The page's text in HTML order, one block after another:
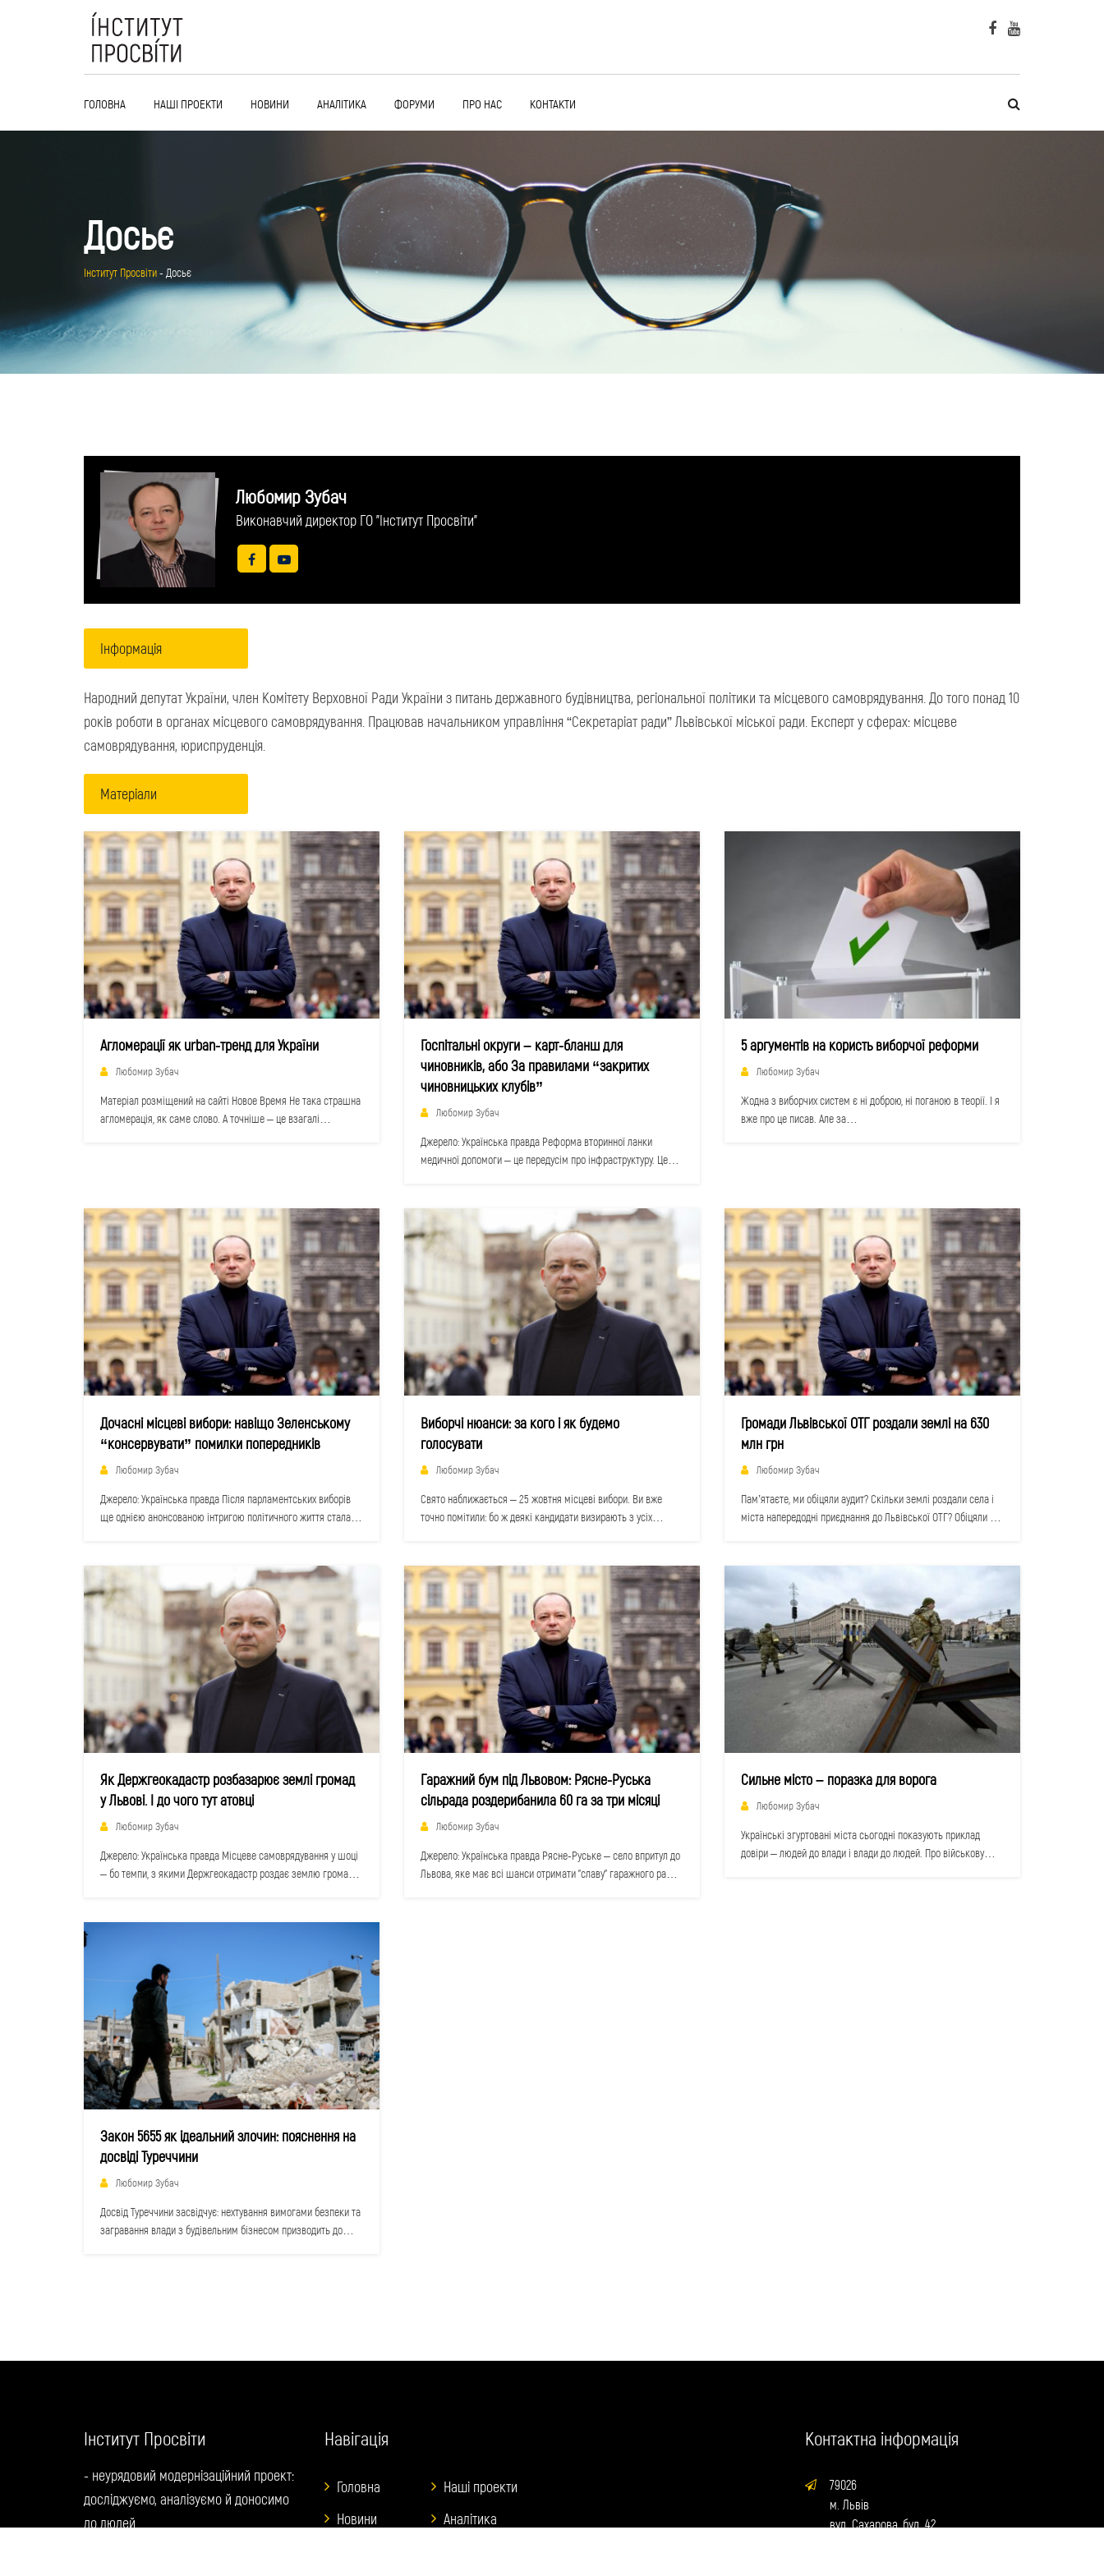
ГОЛОВНА НАШІ ПРОЕКТИ НОВИНИ АНАЛІТИКА ФОРУМИ ПРО НАС КОНТАКТИ
Досьє
Інститут Просвіти- Досьє
Любомир Зубач
Виконавчий директор ГО "Інститут Просвіти"
Інформація
Народний депутат України, член Комітету Верховної Ради України з питань державного будівництва, регіональної політики та місцевого самоврядування. До того понад 10
років роботи в органах місцевого самоврядування. Працював начальником управління “Секретаріат ради” Львівської міської ради. Експерт у сферах: місцеве
самоврядування, юриспруденція.
Матеріали
Агломерації як urban-тренд для України
Любомир Зубач
Матеріал розміщений на сайті Новое Время Не така страшна
агломерація, як саме слово. А точніше – це взагалі…
Госпітальні округи – карт-бланш для
чиновників, або За правилами “закритих
чиновницьких клубів”
Любомир Зубач
Джерело: Українська правда Реформа вторинної ланки
медичної допомоги – це передусім про інфраструктуру. Це
5 аргументів на користь виборчої реформи
Любомир Зубач
Жодна з виборчих систем є ні доброю, ні поганою в теорії. І я
вже про це писав. Але за…
Дочасні місцеві вибори: навіщо Зеленському
“консервувати” помилки попередників
Любомир Зубач
Джерело: Українська правда Після парламентських виборів
ще однією анонсованою інтригою політичного життя стала
Виборчі нюанси: за кого і як будемо
голосувати
Любомир Зубач
Свято наближається – 25 жовтня місцеві вибори. Ви вже
точно помітили: бо ж деякі кандидати визирають з усіх…
Громади Львівської ОТГ роздали землі на 630
млн грн
Любомир Зубач
Пам’ятаєте, ми обіцяли аудит? Скільки землі роздали села і
міста напередодні приєднання до Львівської ОТГ? Обіцяли –
Як Держгеокадастр розбазарює землі громад
у Львові. І до чого тут атовці
Любомир Зубач
Джерело: Українська правда Місцеве самоврядування у шоці
– бо темпи, з якими Держгеокадастр роздає землю громад,
Гаражний бум під Львовом: Рясне-Руська
сільрада роздерибанила 60 га за три місяці
Любомир Зубач
Джерело: Українська правда Рясне-Руське – село впритул до
Львова, яке має всі шанси отримати "славу" гаражного раю.
Сильне місто – поразка для ворога
Любомир Зубач
Українські згуртовані міста сьогодні показують приклад
довіри – людей до влади і влади до людей. Про військову
Закон 5655 як ідеальний злочин: пояснення на
досвіді Туреччини
Любомир Зубач
Досвід Туреччини засвідчує: нехтування вимогами безпеки та
загравання влади з будівельним бізнесом призводить до
Інститут Просвіти
- неурядовий модернізаційний проект:
досліджуємо, аналізуємо й доносимо
до людей.
Навігація
Головна
Наші проекти
Новини
Аналітика
Контактна інформація
79026
м. Львів
вул. Сахарова, буд. 42